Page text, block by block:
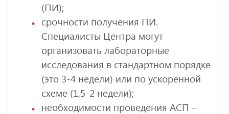
(ПИ);
срочности получения ПИ.
Специалисты Центра могут
организовать лабораторные
исследования в стандартном порядке
(это 3-4 недели) или по ускоренной
схеме (1,5-2 недели);
необходимости проведения АСП –